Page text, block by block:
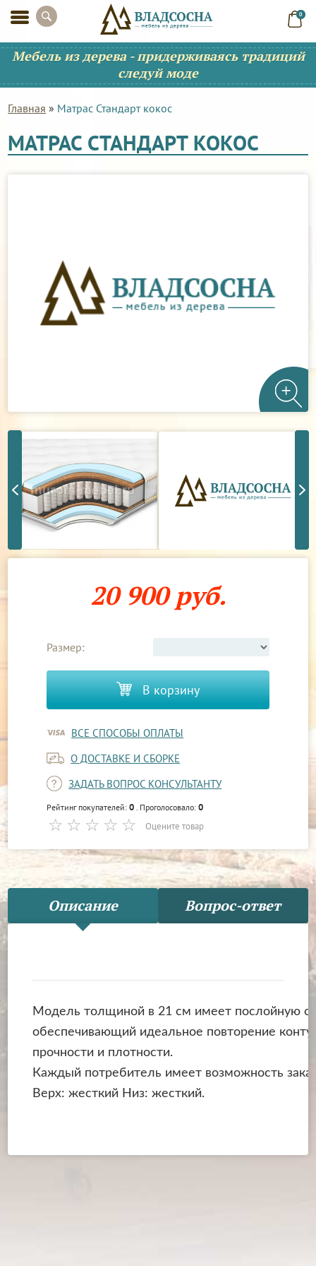
0
Мебель из дерева - придерживаясь традиций
следуй моде
Главная » Матрас Стандарт кокос
МАТРАС СТАНДАРТ КОКОС
20 900 руб.
Размер:
В корзину
ВСЕ СПОСОБЫ ОПЛАТЫ
О ДОСТАВКЕ И СБОРКЕ
ЗАДАТЬ ВОПРОС КОНСУЛЬТАНТУ
Рейтинг покупателей:0 . Проголосовало:0
Оцените товар
Описание Вопрос-ответ
Модель толщиной в 21 см имеет послойную
обеспечивающий идеальное повторение
прочности и плотности.
Каждый потребитель имеет возможность
Верх: жесткий Низ: жесткий.